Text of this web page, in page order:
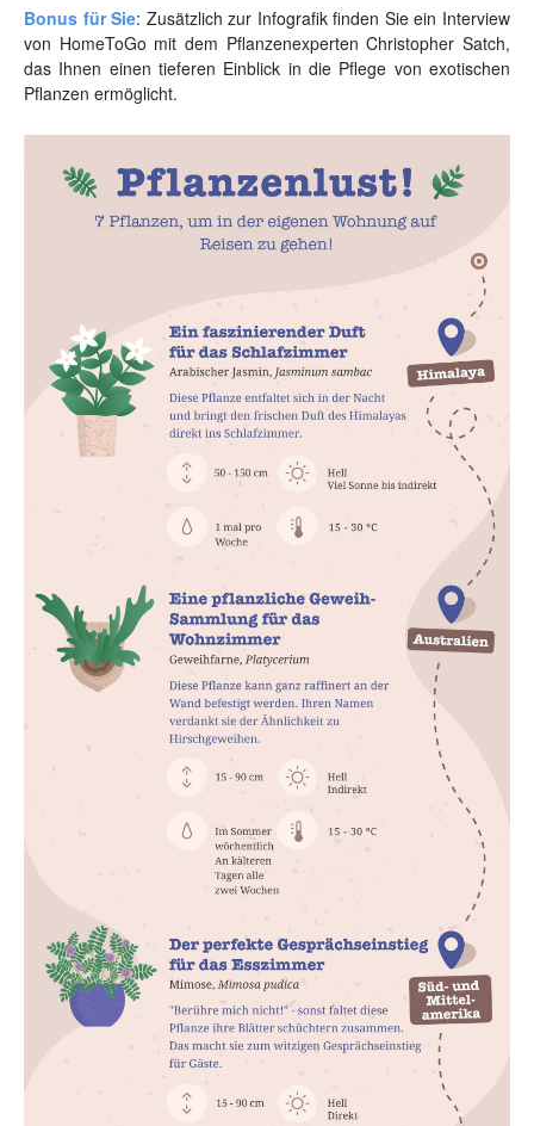
Bonus für Sie: Zusätzlich zur Infografik finden Sie ein Interview
von HomeToGo mit dem Pflanzenexperten Christopher Satch,
das Ihnen einen tieferen Einblick in die Pflege von exotischen
Pflanzen ermöglicht.